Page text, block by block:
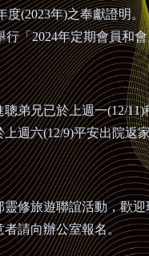
度(2023年)之奉獻證明。
行「2024年定期會員和
聰弟兄已於上週一(12/11)
上週六(12/9)平安出院返
修旅遊聯誼活動，歡
者請向辦公室報名。